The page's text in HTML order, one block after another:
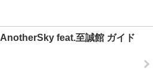
feat.至誠館 ガイド